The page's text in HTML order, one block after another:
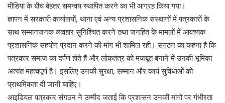
मीडिया के बीच बेहतर समन्वय स्थापित करने का भी आग्रह किया गया।
ज्ञापन में सरकारी कार्यालयों, थाना एवं अन्य प्रशासनिक संस्थानों में पत्रकारों के
साथ सम्मानजनक व्यवहार सुनिश्चित करने तथा जनहित के मामलों में आवश्यक
प्रशासनिक सहयोग प्रदान करने की मांग भी शामिल रही। संगठन का कहना है कि
पत्रकार समाज का दर्पण होते हैं और लोकतंत्र को मजबूत बनाने में उनकी भूमिका
अत्यंत महत्वपूर्ण है। इसलिए उनकी सुरक्षा, सम्मान और कार्य सुविधाओं को
प्राथमिकता दी जानी चाहिए।
आइडियल पत्रकार संगठन ने उम्मीद जताई कि प्रशासन उनकी मांगों पर गंभीरता